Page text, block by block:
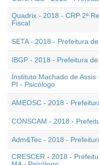
Quadrix - 2018 - CRP 2ª
Fiscal
SETA - 2018 - Prefeitura
IBGP - 2018 - Prefeitura
Instituto Machado de
PI - Psicólogo
AMEOSC - 2018 -
CONSCAM - 2018 -
Adm&Tec - 2018 -
CRESCER - 2018 -